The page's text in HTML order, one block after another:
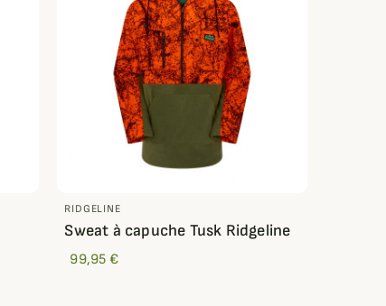
RIDGELINE
Sweat à capuche Tusk Ridgeline
99,95 €